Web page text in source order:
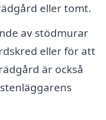
eller tomt.
av stödmurar
eller för att
är också